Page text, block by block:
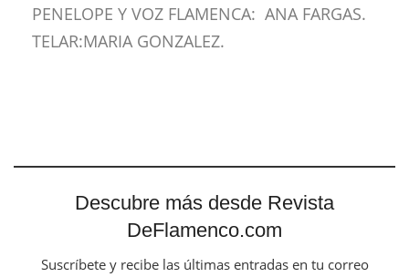
PENELOPE Y VOZ FLAMENCA: ANA FARGAS.
TELAR:MARIA GONZALEZ.
Descubre más desde Revista
DeFlamenco.com
Suscríbete y recibe las últimas entradas en tu correo